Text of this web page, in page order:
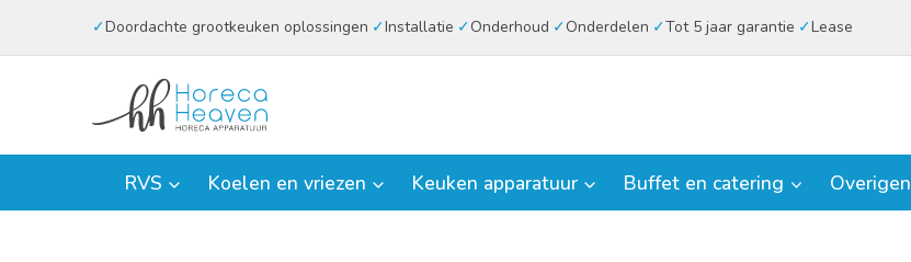
Doordachte grootkeuken oplossingen Installatie Onderhoud Onderdelen Tot 5 jaar garantie Lease
RVS Koelen en vriezen Keuken apparatuur Buffet en catering Overigen